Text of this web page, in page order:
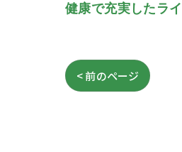
健康で充実したラ
< 前のページ